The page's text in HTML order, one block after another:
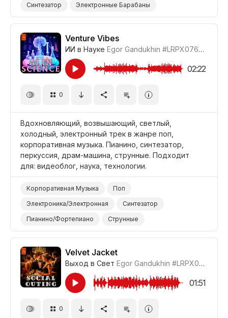
Синтезатор
Электронные Барабаны
Барабаны и Перкуссия
Веселый/Радостный
Беспечный
Видеоблог
Подросток
Бизнес/Корпоративный
Venture Vibes
ИИ в Науке Egor Gandukhin #LRPX0766_10
02:22
0
Вдохновляющий, возвышающий, светлый,
холодный, электронный трек в жанре поп,
корпоративная музыка. Пианино, синтезатор,
перкуссия, драм-машина, струнные. Подходит
для: видеоблог, наука, технологии.
Корпоративная Музыка
Поп
Электроника/Электронная
Синтезатор
Пианино/Фортепиано
Струнные
Электронные Барабаны
Барабаны и Перкуссия
Поднимающий Настроение
Наука/Технология/Производство
Видеоблог
Бизнес/Корпоративный
Velvet Jacket
Выход в Свет Egor Gandukhin #LRPX0758_15
01:51
0